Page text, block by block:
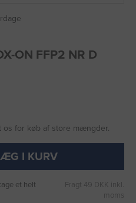
ON FFP2 NR D
os for køb af store mængder.
I KURV
et helt
Fragt 49 DKK inkl.
moms